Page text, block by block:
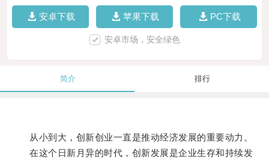
安卓下载 苹果下载 PC下载
安卓市场，安全绿色
简介 排行
从小到大，创新创业一直是推动经济发展的重要动力。
在这个日新月异的时代，创新发展是企业生存和持续发